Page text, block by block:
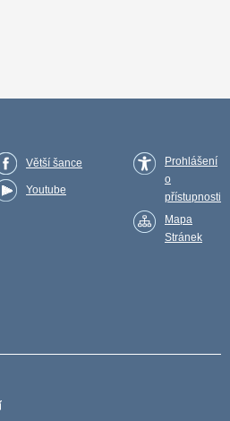
Větší šance
Youtube
Prohlášení
o
přístupnosti
Mapa
Stránek